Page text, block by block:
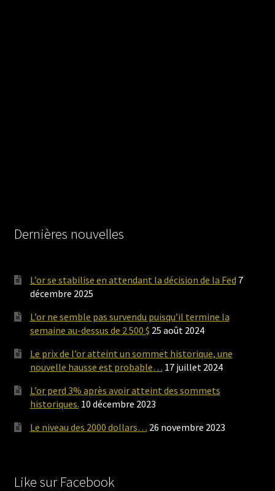
Dernières nouvelles
L’or se stabilise en attendant la décision de la Fed 7
décembre 2025
L’or ne semble pas survendu puisqu’il termine la
semaine au-dessus de 2 500 $ 25 août 2024
Le prix de l’or atteint un sommet historique, une
nouvelle hausse est probable… 17 juillet 2024
L’or perd 3% après avoir atteint des sommets
historiques. 10 décembre 2023
Le niveau des 2000 dollars… 26 novembre 2023
Like sur Facebook